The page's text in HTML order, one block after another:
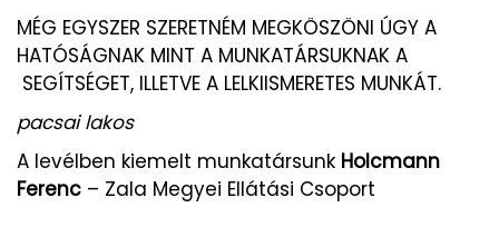
MÉG EGYSZER SZERETNÉM MEGKÖSZÖNI ÚGY A
HATÓSÁGNAK MINT A MUNKATÁRSUKNAK A
SEGÍTSÉGET, ILLETVE A LELKIISMERETES MUNKÁT.
pacsai lakos
A levélben kiemelt munkatársunk Holcmann
Ferenc – Zala Megyei Ellátási Csoport